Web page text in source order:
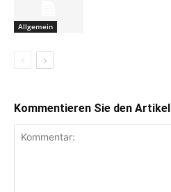
Allgemein
Kommentieren Sie den Artikel